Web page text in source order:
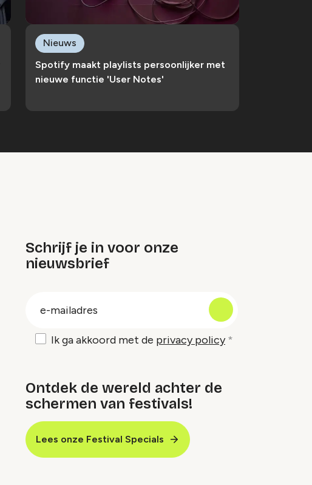
Spotify maakt playlists persoonlijker met
nieuwe functie 'User Notes'
Nieuws
Schrijf je in voor onze
nieuwsbrief
Ik ga akkoord met de privacy policy
Ontdek de wereld achter de
schermen van festivals!
Lees onze Festival Specials